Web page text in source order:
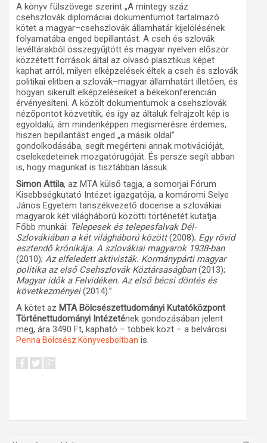
A könyv fülszövege szerint „A mintegy száz
csehszlovák diplomáciai dokumentumot tartalmazó
kötet a magyar–csehszlovák államhatár kijelölésének
folyamatába enged bepillantást. A cseh és szlovák
levéltárakból összegyűjtött és magyar nyelven először
közzétett források által az olvasó plasztikus képet
kaphat arról, milyen elképzelések éltek a cseh és szlovák
politikai elitben a szlovák–magyar államhatárt illetően, és
hogyan sikerült elképzeléseiket a békekonferencián
érvényesíteni. A közölt dokumentumok a csehszlovák
nézőpontot közvetítik, és így az általuk felrajzolt kép is
egyoldalú, ám mindenképpen megismerésre érdemes,
hiszen bepillantást enged „a másik oldal”
gondolkodásába, segít megérteni annak motivációját,
cselekedeteinek mozgatórugóját. És persze segít abban
is, hogy magunkat is tisztábban lássuk.
Simon Attila, az MTA külső tagja, a somorjai Fórum
Kisebbségkutató Intézet igazgatója, a komáromi Selye
János Egyetem tanszékvezető docense a szlovákiai
magyarok két világháború közötti történetét kutatja.
Főbb munkái: Telepesek és telepesfalvak Dél-
Szlovákiában a két világháború között(2008); Egy rövid
esztendő krónikája. A szlovákiai magyarok 1938-ban
(2010); Az elfeledett aktivisták. Kormánypárti magyar
politika az első Csehszlovák Köztársaságban(2013);
Magyar idők a Felvidéken. Az első bécsi döntés és
következményei(2014).”
A kötet az MTA Bölcsészettudományi Kutatóközpont
Történettudományi Intézetének gondozásában jelent
meg, ára 3490 Ft, kapható – többek közt – a belvárosi
Penna Bölcsész Könyvesboltban is.